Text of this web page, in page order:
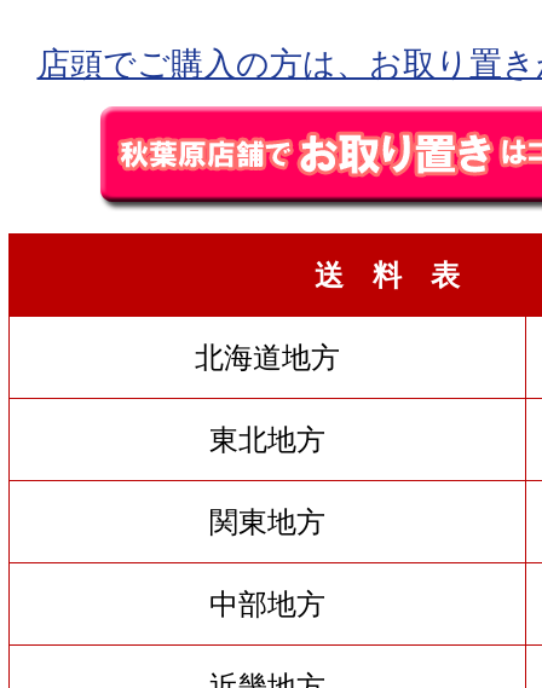
店頭でご購入の方は、お取り置
送 料 表
北海道地方
東北地方
関東地方
中部地方